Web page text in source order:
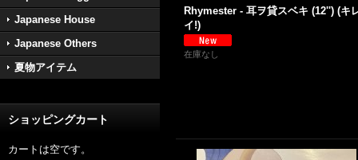
Japanese House
Japanese Others
夏物アイテム
ショッピングカート
カートは空です。
Rhymester - 耳ヲ貸スベキ (12'') (キ
イ!)
在庫なし